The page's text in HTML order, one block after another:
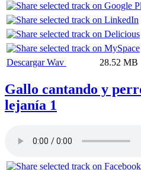
Descargar Wav 28.52 MB
Gallo cantando y
lejanía 1